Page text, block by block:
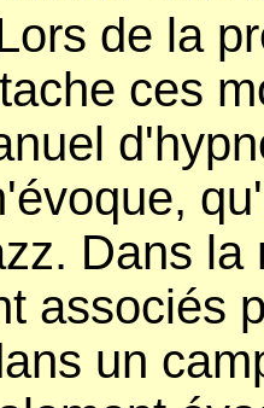
de la
ces
Dans
associés
un